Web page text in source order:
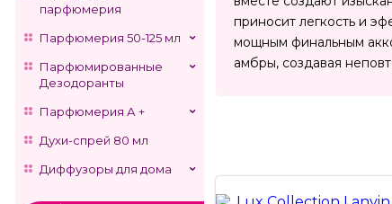
парфюмерия
Парфюмерия 50-125 мл
Парфюмированные
Дезодоранты
Парфюмерия А +
Духи-спрей 80 мл
Диффузоры для дома
приносит легкость и
мощным финальным
амбры, создавая